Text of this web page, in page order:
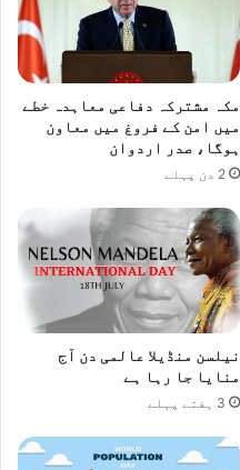
مکہ مشترکہ دفاعی معاہدہ خطے
میں امن کے فروغ میں معاون
ہوگا، صدر اردوان
2 دن پہلے
نیلسن منڈیلا عالمی دن آج
منایا جا رہا ہے
3 ہفتے پہلے